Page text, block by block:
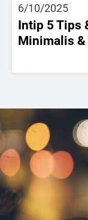
6/10/2025
Intip 5 Tips
Minimalis